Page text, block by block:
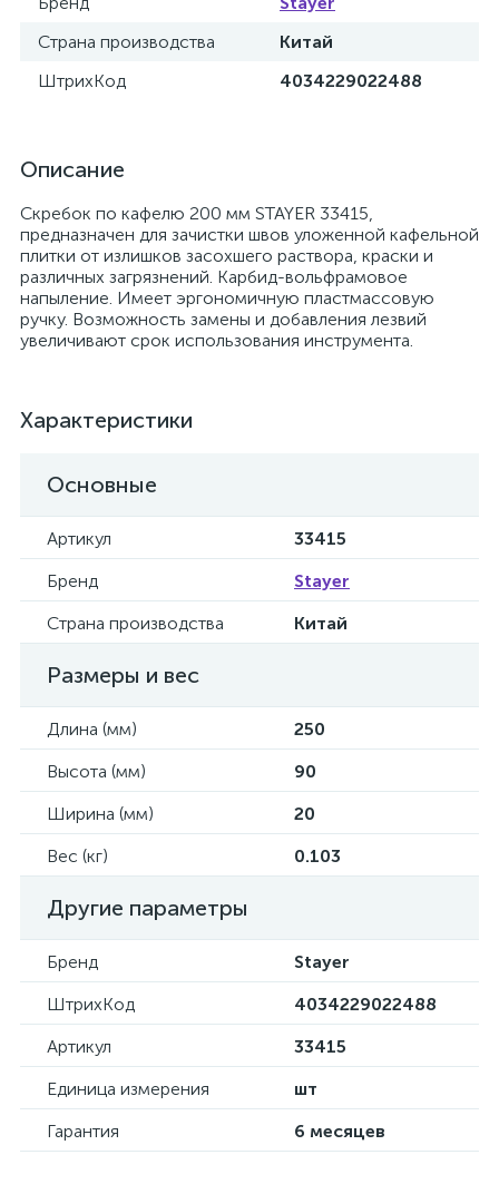
Страна производства
Китай
ШтрихКод
4034229022488
Описание
Скребок по кафелю 200 мм STAYER 33415,
предназначен для зачистки швов уложенной кафельной
плитки от излишков засохшего раствора, краски и
различных загрязнений. Карбид-вольфрамовое
напыление. Имеет эргономичную пластмассовую
ручку. Возможность замены и добавления лезвий
увеличивают срок использования инструмента.
Характеристики
Основные
Артикул
33415
Бренд
Stayer
Страна производства
Китай
Размеры и вес
Длина (мм)
250
Высота (мм)
90
Ширина (мм)
20
Вес (кг)
0.103
Другие параметры
Бренд
Stayer
ШтрихКод
4034229022488
Артикул
33415
Единица измерения
шт
Гарантия
6 месяцев